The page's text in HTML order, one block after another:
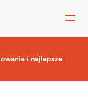
i najlepsze